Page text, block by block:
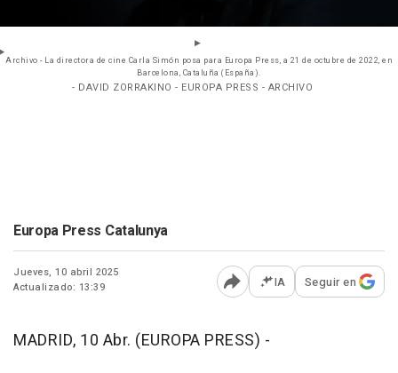
Archivo - La directora de cine Carla Simón posa para Europa Press, a 21 de octubre de 2022, en
Barcelona, Cataluña (España).
- DAVID ZORRAKINO - EUROPA PRESS - ARCHIVO
Europa Press Catalunya
Jueves, 10 abril 2025
Actualizado: 13:39
Abrir opciones para
IA Seguir en
MADRID, 10 Abr. (EUROPA PRESS) -